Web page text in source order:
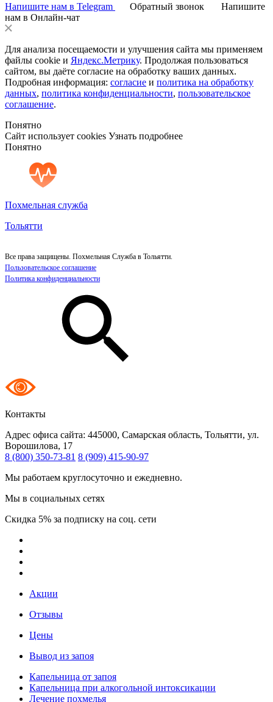
Напишите нам в Telegram
Обратный звонок
Напишите
нам в Онлайн-чат
Для анализа посещаемости и улучшения сайта мы применяем
файлы cookie и Яндекс.Метрику. Продолжая пользоваться
сайтом, вы даёте согласие на обработку ваших данных.
Подробная информация: согласие и политика на обработку
данных, политика конфиденциальности, пользовательское
соглашение.
Понятно
Сайт использует cookies Узнать подробнее
Понятно
Похмельная служба
Тольятти
Все права защищены. Похмельная Служба в Тольятти.
Пользовательское соглашение
Политика конфиденциальности
Контакты
Адрес офиса сайта: 445000, Самарская область, Тольятти, ул.
Ворошилова, 17
8 (800) 350-73-81 8 (909) 415-90-97
Мы работаем круглосуточно и ежедневно.
Мы в социальных сетях
Скидка 5% за подписку на соц. сети
Акции
Отзывы
Цены
Вывод из запоя
Капельница от запоя
Капельница при алкогольной интоксикации
Лечение похмелья